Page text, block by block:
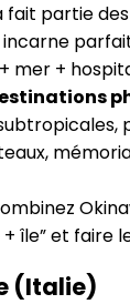
fait partie
incarne
mer +
+ île” et faire
(Italie)